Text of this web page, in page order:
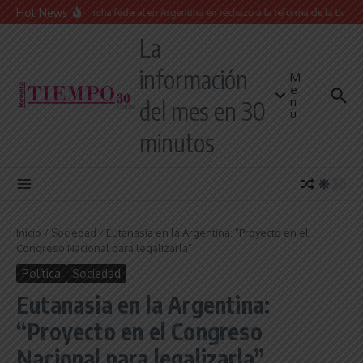
Saltar al contenido
Hot News
Masiva marcha federal en Argentina en rechazo a la reforma de la Ley de
La
información
del mes en 30
minutos
M
e
n
u
Inicio / Sociedad / Eutanasia en la Argentina: “Proyecto en el
Congreso Nacional para legalizarla”
Política Sociedad
Eutanasia en la Argentina:
“Proyecto en el Congreso